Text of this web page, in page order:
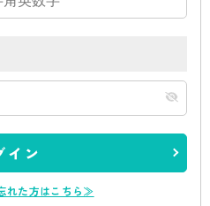
イン
れた方はこちら≫